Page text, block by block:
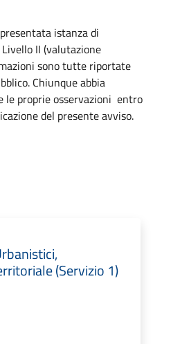
istanza di
II (valutazione
sono tutte riportate
Chiunque abbia
le proprie osservazioni entro
del presente avviso.
(Servizio 1)